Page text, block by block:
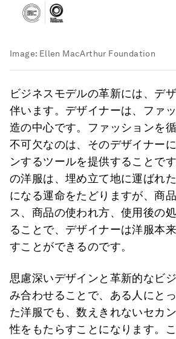
Image: Ellen MacArthur Foundation
ビジネスモデルの革新には、デ
伴います。デザイナーは、ファ
造の中心です。ファッションを
不可欠なのは、そのデザイナー
ンするツールを提供することで
の洋服は、埋め立て地に運ばれ
になる運命をたどりますが、商
ス、商品の使われ方、使用後の
ることで、デザイナーは洋服本
すことができるのです。
思慮深いデザインと革新的なビ
み合わせることで、ある人にと
た洋服でも、数えきれないセカ
性をもたらすことになります。